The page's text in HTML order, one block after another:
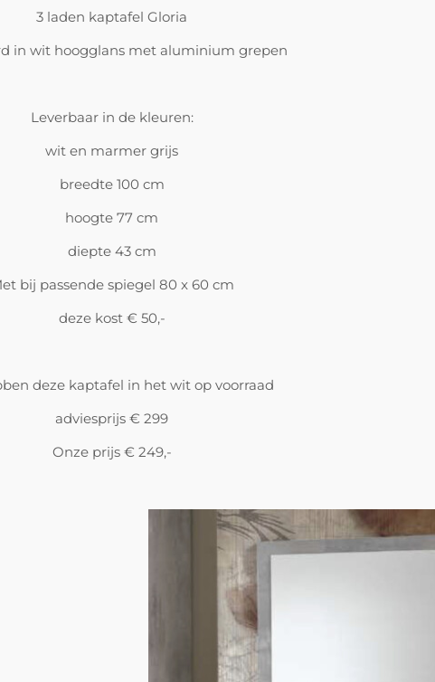
3 laden kaptafel Gloria
in wit hoogglans met aluminium grepen
Leverbaar in de kleuren:
wit en marmer grijs
breedte 100 cm
hoogte 77 cm
diepte 43 cm
bij passende spiegel 80 x 60 cm
deze kost € 50,-
deze kaptafel in het wit op voorraad
adviesprijs € 299
Onze prijs € 249,-